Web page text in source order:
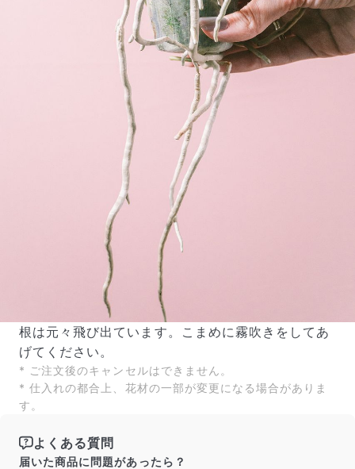
根は元々飛び出ています。こまめに霧吹きをしてあ
げてください。
* ご注文後のキャンセルはできません。
* 仕入れの都合上、花材の一部が変更になる場合がありま
す。
よくある質問
届いた商品に問題があったら？